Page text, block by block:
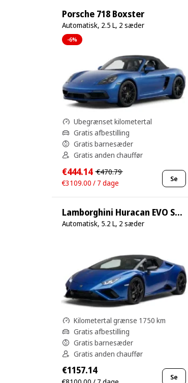
Porsche 718 Boxster
Automatisk, 2.5 L, 2 sæder
-6%
Ubegrænset kilometertal
Gratis afbestilling
Gratis barnesæder
Gratis anden chauffør
€444.14 €470.79
€3109.00 / 7 dage
Se
Lamborghini Huracan EVO Spyder
Automatisk, 5.2 L, 2 sæder
Kilometertal grænse 1750 km
Gratis afbestilling
Gratis barnesæder
Gratis anden chauffør
€1157.14
Se